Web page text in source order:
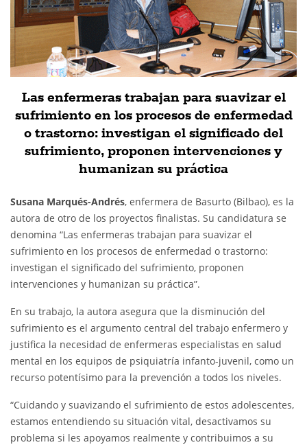
Las enfermeras trabajan para suavizar el
sufrimiento en los procesos de enfermedad
o trastorno: investigan el significado del
sufrimiento, proponen intervenciones y
humanizan su práctica
Susana Marqués-Andrés, enfermera de Basurto (Bilbao), es la
autora de otro de los proyectos finalistas. Su candidatura se
denomina “Las enfermeras trabajan para suavizar el
sufrimiento en los procesos de enfermedad o trastorno:
investigan el significado del sufrimiento, proponen
intervenciones y humanizan su práctica”.
En su trabajo, la autora asegura que la disminución del
sufrimiento es el argumento central del trabajo enfermero y
justifica la necesidad de enfermeras especialistas en salud
mental en los equipos de psiquiatría infanto-juvenil, como un
recurso potentísimo para la prevención a todos los niveles.
“Cuidando y suavizando el sufrimiento de estos adolescentes,
estamos entendiendo su situación vital, desactivamos su
problema si les apoyamos realmente y contribuimos a su